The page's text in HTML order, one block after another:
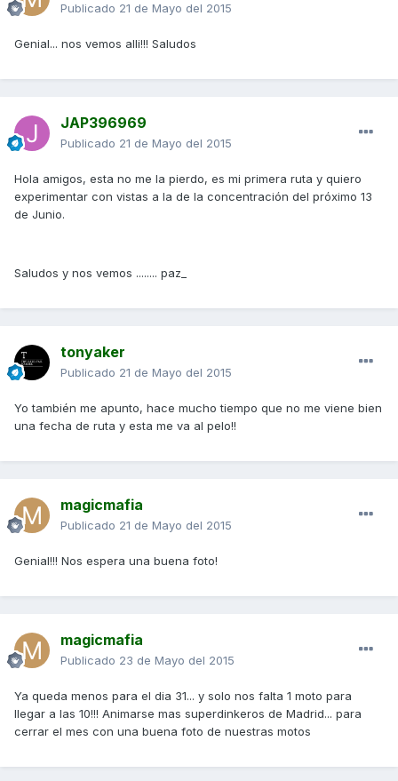
Publicado 21 de Mayo del 2015
Genial... nos vemos alli!!! Saludos
JAP396969
Publicado 21 de Mayo del 2015
Hola amigos, esta no me la pierdo, es mi primera ruta y quiero
experimentar con vistas a la de la concentración del próximo 13
de Junio.
Saludos y nos vemos ........ paz_
tonyaker
Publicado 21 de Mayo del 2015
Yo también me apunto, hace mucho tiempo que no me viene bien
una fecha de ruta y esta me va al pelo!!
magicmafia
Publicado 21 de Mayo del 2015
Genial!!! Nos espera una buena foto!
magicmafia
Publicado 23 de Mayo del 2015
Ya queda menos para el dia 31... y solo nos falta 1 moto para
llegar a las 10!!! Animarse mas superdinkeros de Madrid... para
cerrar el mes con una buena foto de nuestras motos